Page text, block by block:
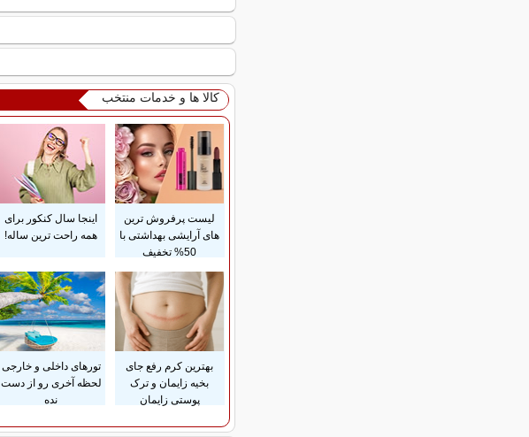
کالا ها و خدمات منتخب
لیست پرفروش ترین
های آرایشی بهداشتی با
50% تخفیف
اینجا سال کنکور برای
همه راحت ترین ساله!
بهترین کرم رفع جای
بخیه زایمان و ترک
پوستی زایمان
تورهای داخلی و خارجی
لحظه آخری رو از دست
نده